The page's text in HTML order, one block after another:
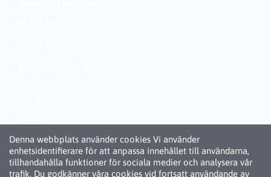
Denna webbplats använder cookies Vi använder
enhetsidentifierare för att anpassa innehållet till användarna,
tillhandahålla funktioner för sociala medier och analysera vår
trafik. Du godkänner våra cookies vid fortsatt användande av
Personuppgiftspolicy (GDPR)
Om Cookies